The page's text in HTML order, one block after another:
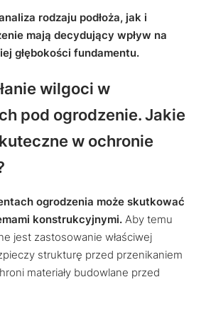
rodzaju podłoża, jak i
mają decydujący wpływ na
głębokości fundamentu.
wilgoci w
pod ogrodzenie. Jakie
w ochronie
ogrodzenia może skutkować
konstrukcyjnymi. Aby temu
jest zastosowanie właściwej
strukturę przed przenikaniem
materiały budowlane przed